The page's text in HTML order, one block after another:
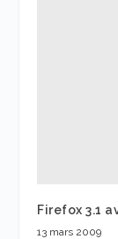
Firefox 3.1
13 mars 2009